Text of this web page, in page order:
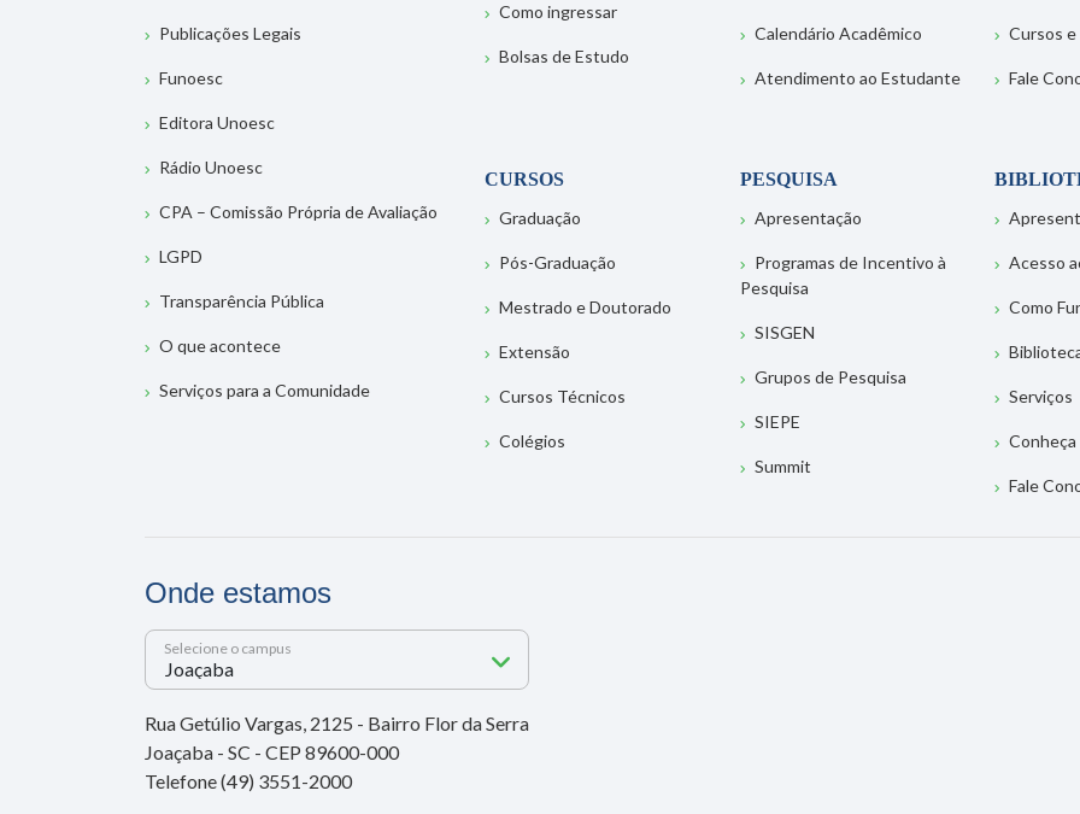
Publicações Legais
Funoesc
Editora Unoesc
Rádio Unoesc
CPA – Comissão Própria de Avaliação
LGPD
Transparência Pública
O que acontece
Serviços para a Comunidade
Como ingressar
Bolsas de Estudo
Calendário Acadêmico
Atendimento ao Estudante
Cursos
Fale
CURSOS
Graduação
Pós-Graduação
Mestrado e Doutorado
Extensão
Cursos Técnicos
Colégios
PESQUISA
Apresentação
Programas de Incentivo à
Pesquisa
SISGEN
Grupos de Pesquisa
SIEPE
Summit
Acesso
Como
Serviços
Fale
Onde estamos
Selecione o campus
Rua Getúlio Vargas, 2125 - Bairro Flor da Serra
Joaçaba - SC - CEP 89600-000
Telefone (49) 3551-2000